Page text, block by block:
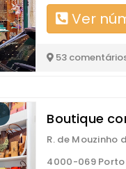
Ver
53
Boutique
R. de Mouzinho
4000-069 Porto